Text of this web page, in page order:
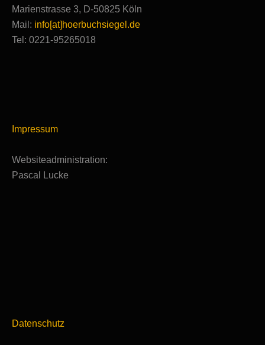
Marienstrasse 3, D-50825 Köln
Mail: info[at]hoerbuchsiegel.de
Tel: 0221-95265018
Impressum
Websiteadministration:
Pascal Lucke
Datenschutz